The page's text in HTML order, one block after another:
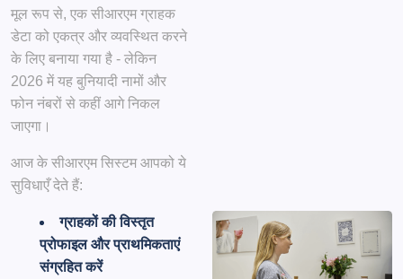
मूल रूप से, एक सीआरएम ग्राहक
डेटा को एकत्र और व्यवस्थित करने
के लिए बनाया गया है - लेकिन
2026 में यह बुनियादी नामों और
फोन नंबरों से कहीं आगे निकल
जाएगा।
आज के सीआरएम सिस्टम आपको ये
सुविधाएँ देते हैं:
ग्राहकों की विस्तृत
प्रोफाइल और प्राथमिकताएं
संग्रहित करें